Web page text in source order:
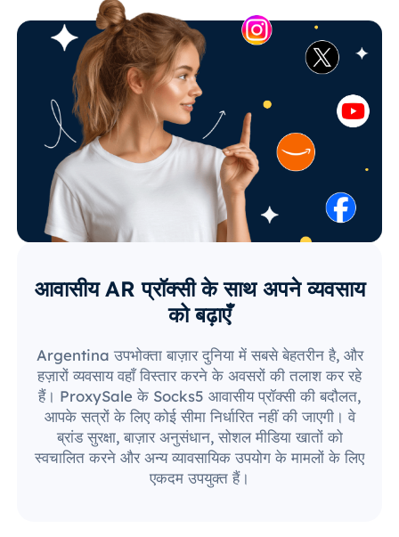
आवासीय AR प्रॉक्सी के साथ अपने व्यवसाय
को बढ़ाएँ
Argentina उपभोक्ता बाज़ार दुनिया में सबसे बेहतरीन है, और
हज़ारों व्यवसाय वहाँ विस्तार करने के अवसरों की तलाश कर रहे
हैं। ProxySale के Socks5 आवासीय प्रॉक्सी की बदौलत,
आपके सत्रों के लिए कोई सीमा निर्धारित नहीं की जाएगी। वे
ब्रांड सुरक्षा, बाज़ार अनुसंधान, सोशल मीडिया खातों को
स्वचालित करने और अन्य व्यावसायिक उपयोग के मामलों के लिए
एकदम उपयुक्त हैं।